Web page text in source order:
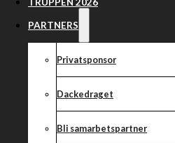
PARTNERS
Privatsponsor
Dackedraget
Bli samarbetspartner
– En väldigt startsnabb förare,